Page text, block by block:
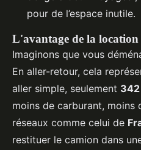
pour de l’espace inutile.
L'avantage de la location
Imaginons que vous
En aller-retour, cela
aller simple, seulement
moins de carburant, moins
réseaux comme celui de
restituer le camion dans